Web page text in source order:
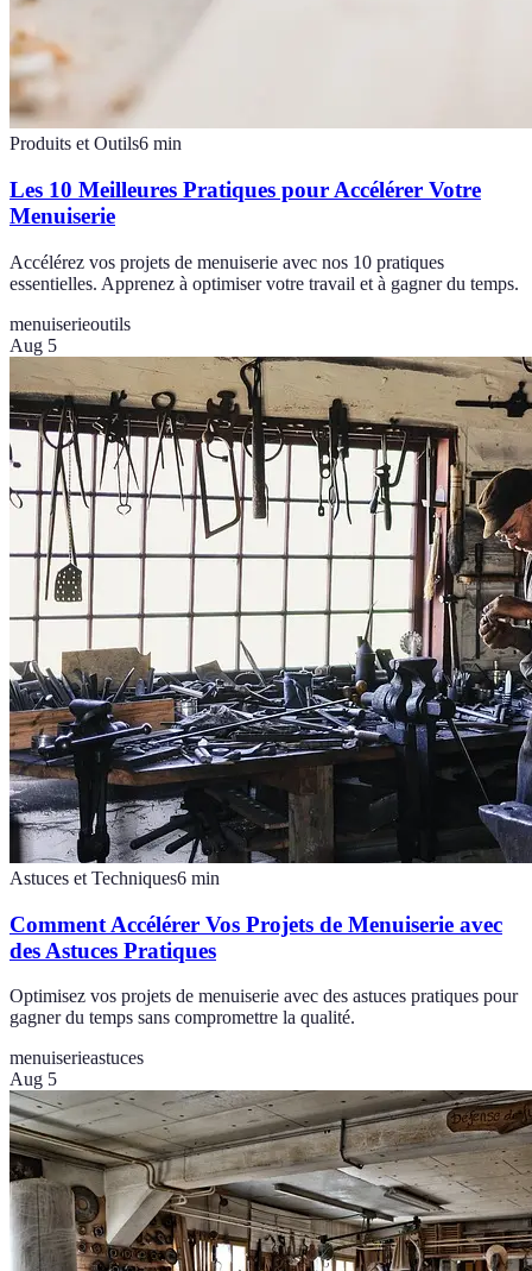
Produits et Outils6 min
Les 10 Meilleures Pratiques pour Accélérer Votre
Menuiserie
Accélérez vos projets de menuiserie avec nos 10 pratiques
essentielles. Apprenez à optimiser votre travail et à gagner du temps.
menuiserieoutils
Aug 5
Astuces et Techniques6 min
Comment Accélérer Vos Projets de Menuiserie avec
des Astuces Pratiques
Optimisez vos projets de menuiserie avec des astuces pratiques pour
gagner du temps sans compromettre la qualité.
menuiserieastuces
Aug 5